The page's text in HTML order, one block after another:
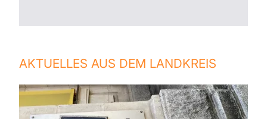
AKTUELLES AUS DEM LANDKREIS